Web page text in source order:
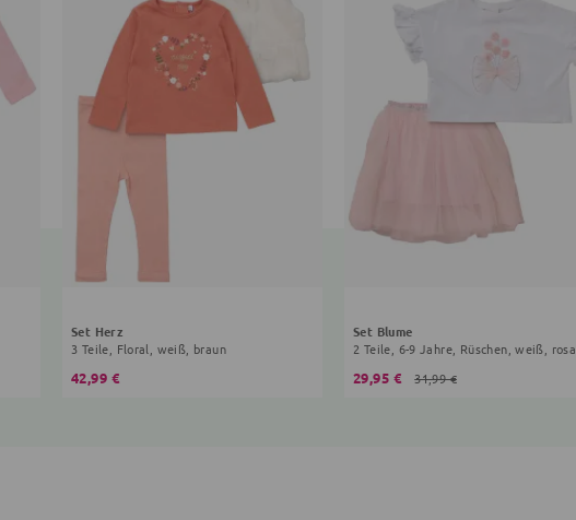
Set Herz
3 Teile, Floral, weiß, braun
42,99 €
Set Blume
2 Teile, 6-9 Jahre, Rüschen, weiß, rosa
29,95 € 31,99 €